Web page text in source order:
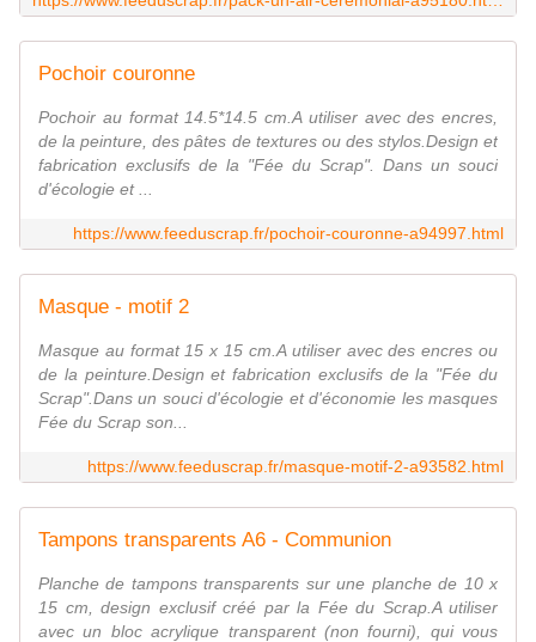
Pochoir couronne
Pochoir au format 14.5*14.5 cm.A utiliser avec des encres,
de la peinture, des pâtes de textures ou des stylos.Design et
fabrication exclusifs de la "Fée du Scrap". Dans un souci
d'écologie et ...
https://www.feeduscrap.fr/pochoir-couronne-a94997.html
Masque - motif 2
Masque au format 15 x 15 cm.A utiliser avec des encres ou
de la peinture.Design et fabrication exclusifs de la "Fée du
Scrap".Dans un souci d'écologie et d'économie les masques
Fée du Scrap son...
https://www.feeduscrap.fr/masque-motif-2-a93582.html
Tampons transparents A6 - Communion
Planche de tampons transparents sur une planche de 10 x
15 cm, design exclusif créé par la Fée du Scrap.A utiliser
avec un bloc acrylique transparent (non fourni), qui vous